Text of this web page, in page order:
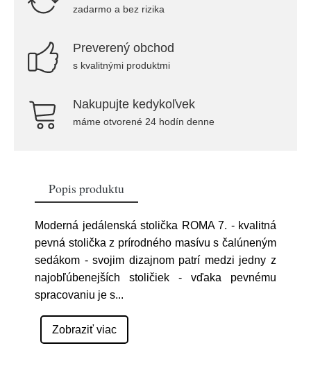
zadarmo a bez rizika
Preverený obchod
s kvalitnými produktmi
Nakupujte kedykoľvek
máme otvorené 24 hodín denne
Popis produktu
Moderná jedálenská stolička ROMA 7. - kvalitná
pevná stolička z prírodného masívu s čalúneným
sedákom - svojim dizajnom patrí medzi jedny z
najobľúbenejších stoličiek - vďaka pevnému
spracovaniu je s...
Zobraziť viac